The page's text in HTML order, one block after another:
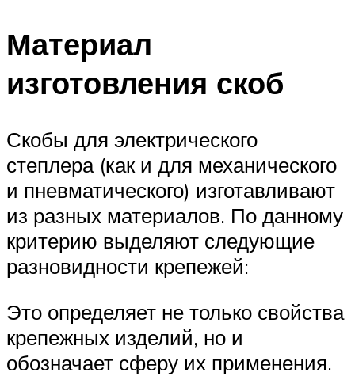
Материал
изготовления скоб
Скобы для электрического
степлера (как и для механического
и пневматического) изготавливают
из разных материалов. По данному
критерию выделяют следующие
разновидности крепежей:
Это определяет не только свойства
крепежных изделий, но и
обозначает сферу их применения.